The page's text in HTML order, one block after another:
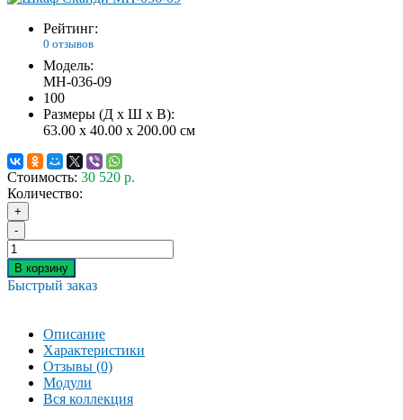
Рейтинг:
0 отзывов
Модель:
МН-036-09
100
Размеры (Д x Ш x В):
63.00 x 40.00 x 200.00 см
Стоимость: 30 520 р.
Количество:
+
-
В корзину
Быстрый заказ
Описание
Характеристики
Отзывы (0)
Модули
Вся коллекция